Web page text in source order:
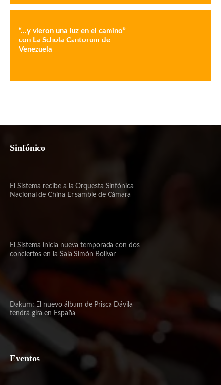
“…y vieron una luz en el camino”
con La Schola Cantorum de
Venezuela
Sinfónico
El Sistema recibe a la Orquesta Sinfónica
Nacional de China Ensamble de Cámara
El Sistema inicia nueva temporada con dos
conciertos en la Sala Simón Bolívar
Dakum: El nuevo álbum de Prisca Dávila
tendrá gira en España
Eventos